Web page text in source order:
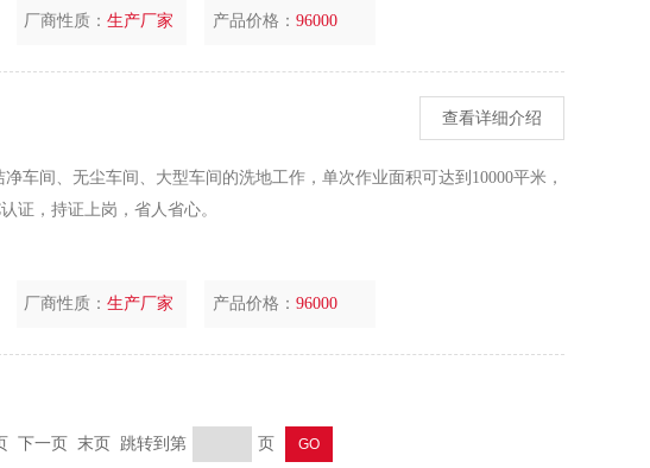
厂商性质：生产厂家 产品价格： 96000
查看详细介绍
车间、无尘车间、大型车间的洗地工作，单次作业面积可达到10000平米，
证，持证上岗，省人省心。
厂商性质：生产厂家 产品价格： 96000
下一页 末页 跳转到第 页